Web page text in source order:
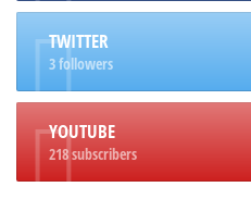
TWITTER
3 followers
YOUTUBE
218 subscribers